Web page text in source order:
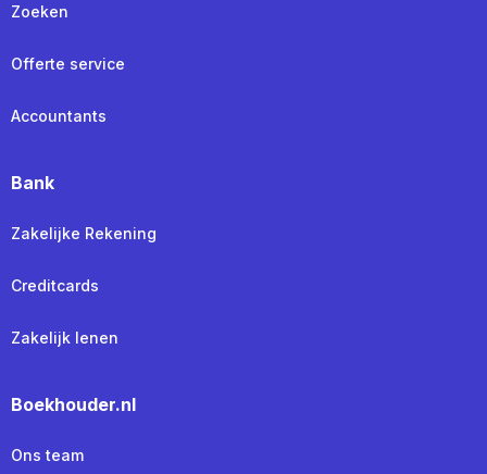
Zoeken
Offerte service
Accountants
Bank
Zakelijke Rekening
Creditcards
Zakelijk lenen
Boekhouder.nl
Ons team